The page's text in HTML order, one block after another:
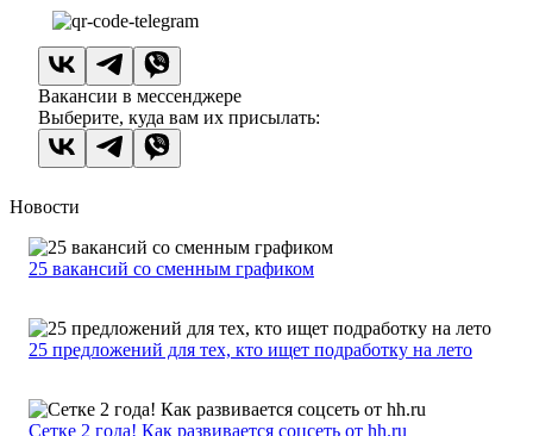
Вакансии в мессенджере
Выберите, куда вам их присылать:
Новости
25 вакансий со сменным графиком
25 предложений для тех, кто ищет подработку на лето
Сетке 2 года! Как развивается соцсеть от hh.ru